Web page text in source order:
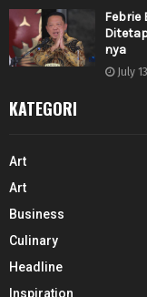
Febrie
nya
July
KATEGORI
Art
Art
Business
Culinary
Headline
Inspiration